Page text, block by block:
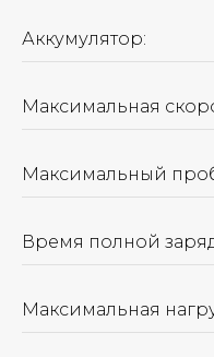
Аккумулятор:
Максимальная
Максимальный
Время полной
Максимальная